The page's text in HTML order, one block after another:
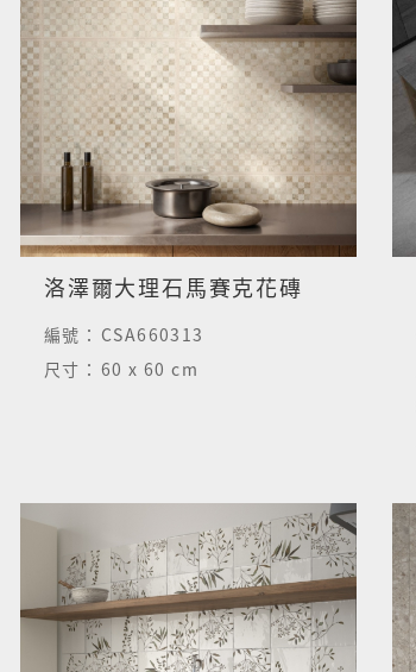
洛澤爾大理石馬賽克花磚
編號： CSA660313
尺寸： 60 x 60 cm